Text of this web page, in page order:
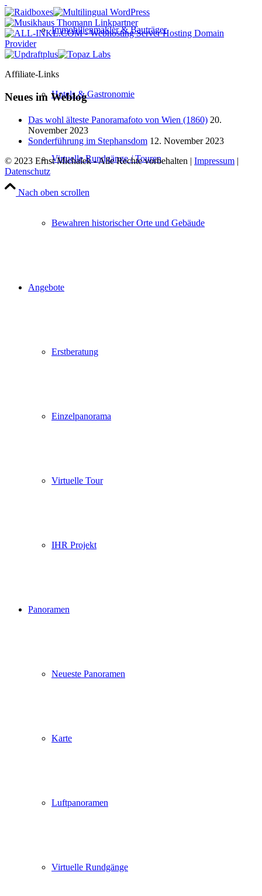
Immobilienmakler & Bauträger
Hotels & Gastronomie
Virtuelle Rundgänge / Touren
Bewahren historischer Orte und Gebäude
Angebote
Erstberatung
Einzelpanorama
Virtuelle Tour
IHR Projekt
Panoramen
Neueste Panoramen
Karte
Luftpanoramen
Virtuelle Rundgänge
Affiliate-Links
Neues im Weblog
Das wohl älteste Panoramafoto von Wien (1860) 20.
November 2023
Sonderführung im Stephansdom 12. November 2023
© 2023 Ernst Michalek - Alle Rechte vorbehalten | Impressum |
Datenschutz
Nach oben scrollen